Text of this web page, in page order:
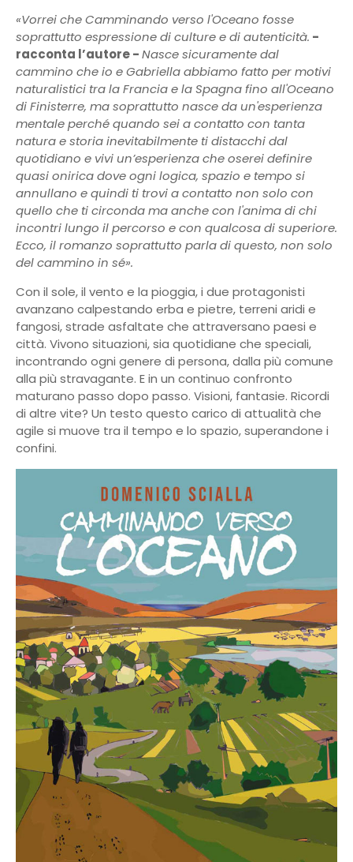
«Vorrei che Camminando verso l'Oceano fosse
soprattutto espressione di culture e di autenticità. -
racconta l’autore -Nasce sicuramente dal
cammino che io e Gabriella abbiamo fatto per motivi
naturalistici tra la Francia e la Spagna fino all'Oceano
di Finisterre, ma soprattutto nasce da un'esperienza
mentale perché quando sei a contatto con tanta
natura e storia inevitabilmente ti distacchi dal
quotidiano e vivi un’esperienza che oserei definire
quasi onirica dove ogni logica, spazio e tempo si
annullano e quindi ti trovi a contatto non solo con
quello che ti circonda ma anche con l'anima di chi
incontri lungo il percorso e con qualcosa di superiore.
Ecco, il romanzo soprattutto parla di questo, non solo
del cammino in sé».
Con il sole, il vento e la pioggia, i due protagonisti
avanzano calpestando erba e pietre, terreni aridi e
fangosi, strade asfaltate che attraversano paesi e
città. Vivono situazioni, sia quotidiane che speciali,
incontrando ogni genere di persona, dalla più comune
alla più stravagante. E in un continuo confronto
maturano passo dopo passo. Visioni, fantasie. Ricordi
di altre vite? Un testo questo carico di attualità che
agile si muove tra il tempo e lo spazio, superandone i
confini.